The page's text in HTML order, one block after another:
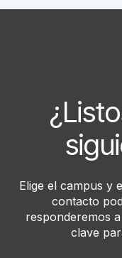
Elige el campus y
contacto
responderemos
clave